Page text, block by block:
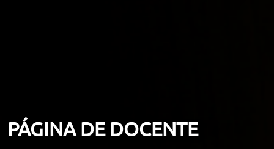
PÁGINA DE DOCENTE